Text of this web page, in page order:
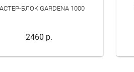
БЛОК GARDENA 1000
2460 р.